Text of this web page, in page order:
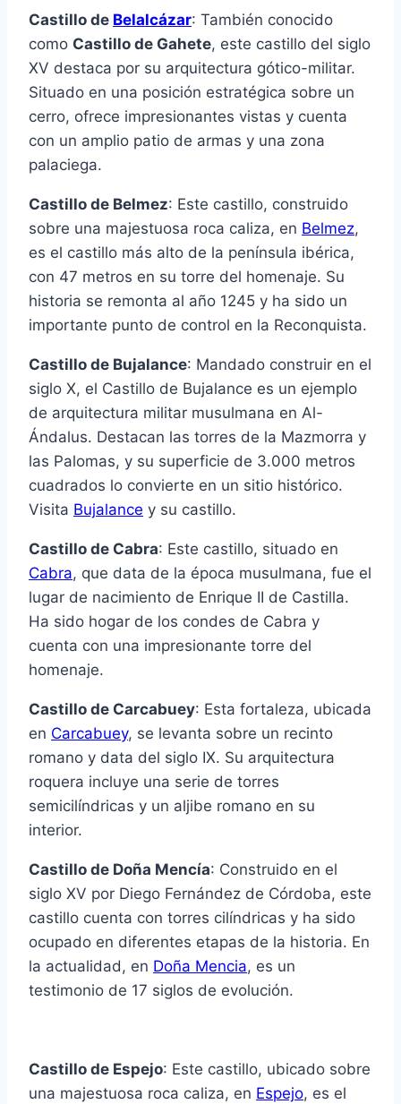
Castillo de Belalcázar: También conocido
como Castillo de Gahete, este castillo del siglo
XV destaca por su arquitectura gótico-militar.
Situado en una posición estratégica sobre un
cerro, ofrece impresionantes vistas y cuenta
con un amplio patio de armas y una zona
palaciega.
Castillo de Belmez: Este castillo, construido
sobre una majestuosa roca caliza, en Belmez,
es el castillo más alto de la península ibérica,
con 47 metros en su torre del homenaje. Su
historia se remonta al año 1245 y ha sido un
importante punto de control en la Reconquista.
Castillo de Bujalance: Mandado construir en el
siglo X, el Castillo de Bujalance es un ejemplo
de arquitectura militar musulmana en Al-
Ándalus. Destacan las torres de la Mazmorra y
las Palomas, y su superficie de 3.000 metros
cuadrados lo convierte en un sitio histórico.
Visita Bujalance y su castillo.
Castillo de Cabra: Este castillo, situado en
Cabra, que data de la época musulmana, fue el
lugar de nacimiento de Enrique II de Castilla.
Ha sido hogar de los condes de Cabra y
cuenta con una impresionante torre del
homenaje.
Castillo de Carcabuey: Esta fortaleza, ubicada
en Carcabuey, se levanta sobre un recinto
romano y data del siglo IX. Su arquitectura
roquera incluye una serie de torres
semicilíndricas y un aljibe romano en su
interior.
Castillo de Doña Mencía: Construido en el
siglo XV por Diego Fernández de Córdoba, este
castillo cuenta con torres cilíndricas y ha sido
ocupado en diferentes etapas de la historia. En
la actualidad, en Doña Mencia, es un
testimonio de 17 siglos de evolución.
Castillo de Espejo: Este castillo, ubicado sobre
una majestuosa roca caliza, en Espejo, es el